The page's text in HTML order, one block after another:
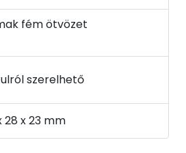
fém ötvözet
szerelhető
28 x 23 mm